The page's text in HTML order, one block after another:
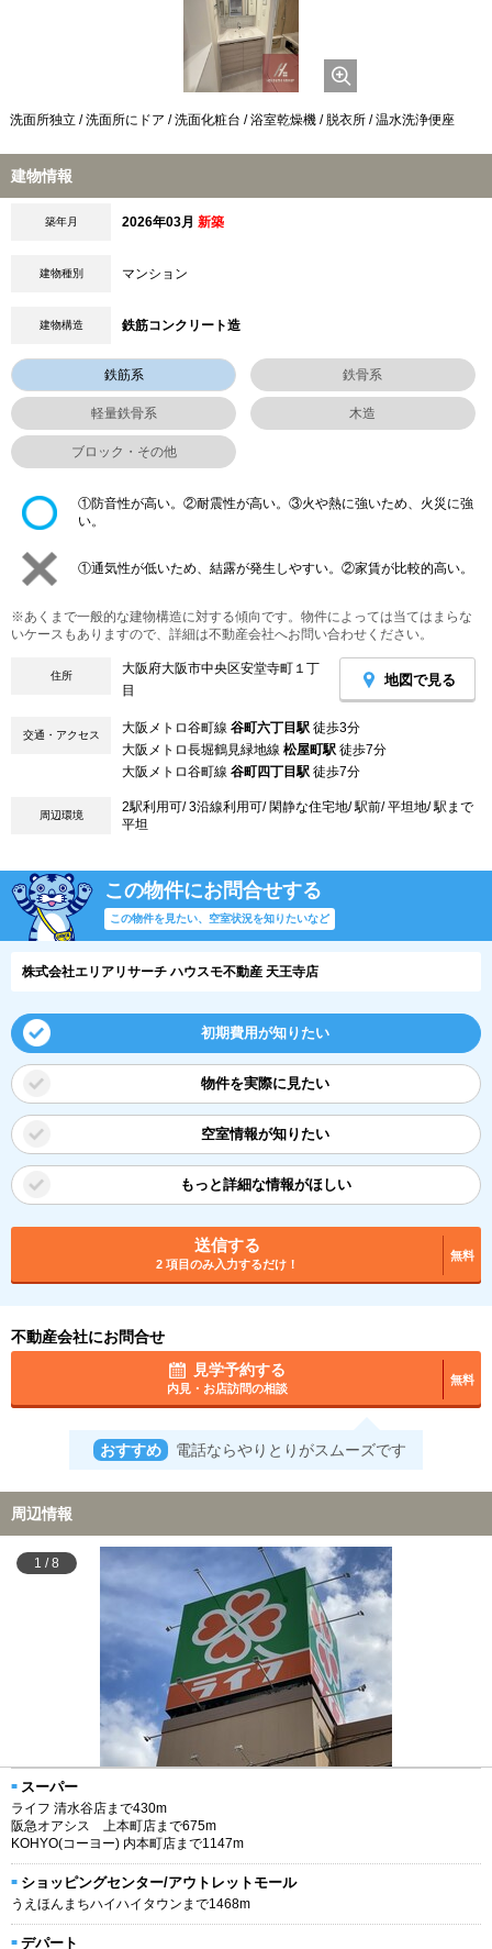
洗面所独立 / 洗面所にドア / 洗面化粧台 / 浴室乾燥機 / 脱衣所 / 温水洗浄便座
建物情報
築年月 2026年03月 新築
建物種別 マンション
建物構造 鉄筋コンクリート造
鉄筋系 鉄骨系
軽量鉄骨系 木造
ブロック・その他
①防音性が高い。②耐震性が高い。③火や熱に強いため、火災に強
い。
①通気性が低いため、結露が発生しやすい。②家賃が比較的高い。
※あくまで一般的な建物構造に対する傾向です。物件によっては当てはまらな
いケースもありますので、詳細は不動産会社へお問い合わせください。
住所
大阪府大阪市中央区安堂寺町１丁
目
地図で見る
交通・アクセス 大阪メトロ谷町線 谷町六丁目駅 徒歩3分
大阪メトロ長堀鶴見緑地線 松屋町駅 徒歩7分
大阪メトロ谷町線 谷町四丁目駅 徒歩7分
周辺環境
2駅利用可/ 3沿線利用可/ 閑静な住宅地/ 駅前/ 平坦地/ 駅まで
平坦
この物件にお問合せする
この物件を見たい、空室状況を知りたいなど
株式会社エリアリサーチ ハウスモ不動産 天王寺店
初期費用が知りたい
物件を実際に見たい
空室情報が知りたい
もっと詳細な情報がほしい
送信する
2 項目のみ入力するだけ！
無料
不動産会社にお問合せ
見学予約する
内見・お店訪問の相談
無料
おすすめ 電話ならやりとりがスムーズです
周辺情報
1 /8
スーパー
ライフ 清水谷店まで430m
阪急オアシス 上本町店まで675m
KOHYO(コーヨー) 内本町店まで1147m
ショッピングセンター/アウトレットモール
うえほんまちハイハイタウンまで1468m
デパート